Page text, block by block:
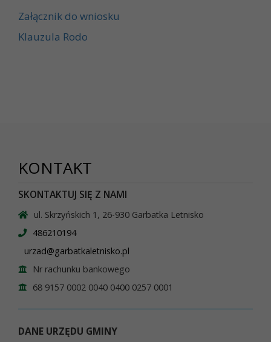
Załącznik do wniosku
Klauzula Rodo
KONTAKT
SKONTAKTUJ SIĘ Z NAMI
ul. Skrzyńskich 1, 26-930 Garbatka Letnisko
486210194
urzad@garbatkaletnisko.pl
Nr rachunku bankowego
68 9157 0002 0040 0400 0257 0001
DANE URZĘDU GMINY